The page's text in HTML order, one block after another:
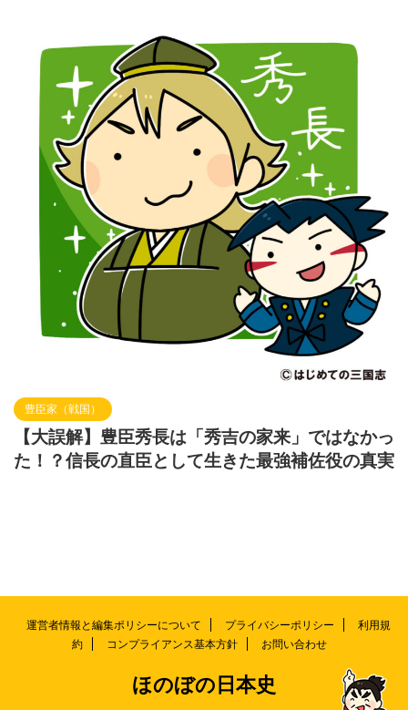
豊臣家（戦国）
【大誤解】豊臣秀長は「秀吉の家来」ではなかっ
た！？信長の直臣として生きた最強補佐役の真実
運営者情報と編集ポリシーについて プライバシーポリシー
利用規
約
コンプライアンス基本方針 お問い合わせ
ほのぼの日本史